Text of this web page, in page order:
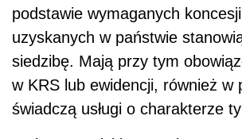
podstawie wymaganych
uzyskanych w państwie
siedzibę. Mają przy tym
w KRS lub ewidencji, również w
świadczą usługi o charakterze